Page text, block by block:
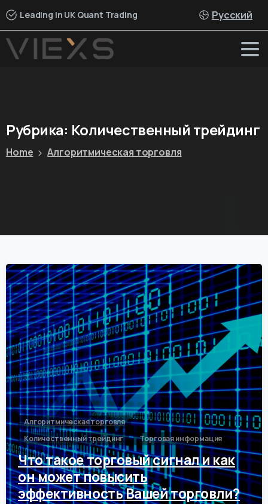
Leading in UK Quant Trading Русский
Рубрика: Количественный трейдинг
Home Алгоритмическая торговля
0
Алгоритмическая торговля
Количественный трейдинг
Торговая информация
Что такое торговый сигнал и как
он может повысить
эффективность Вашей торговли?